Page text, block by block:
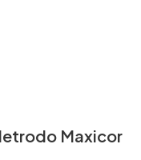
Maxicor